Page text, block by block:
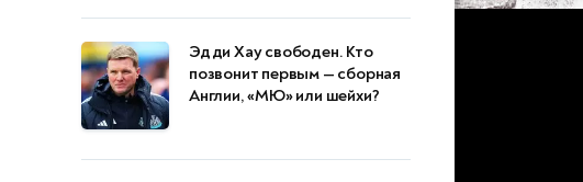
Эдди Хау свободен. Кто
позвонит первым — сборная
Англии, «МЮ» или шейхи?